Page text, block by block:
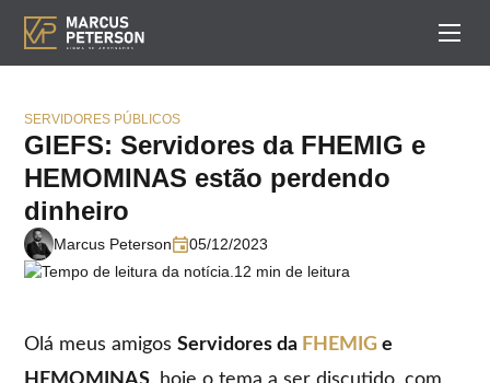
SERVIDORES PÚBLICOS
GIEFS: Servidores da FHEMIG e
HEMOMINAS estão perdendo
dinheiro
Marcus Peterson
05/12/2023
12 min de leitura
Olá meus amigosServidores da FHEMIGe